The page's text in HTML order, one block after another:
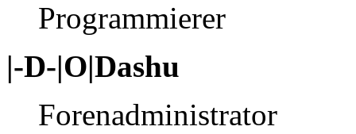
Programmierer
|-D-|O|Dashu
Forenadministrator